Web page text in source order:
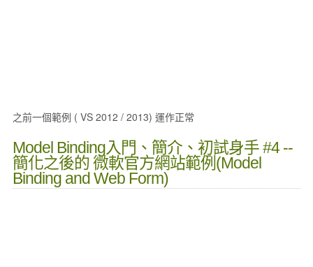
之前一個範例 ( VS 2012 / 2013) 運作正常
Model Binding入門、簡介、初試身手 #4 --
簡化之後的 微軟官方網站範例(Model
Binding and Web Form)